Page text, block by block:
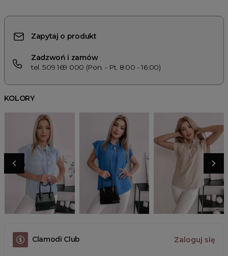
Zapytaj o produkt
Zadzwoń i zamów
tel. 509 169 000 (Pon. - Pt. 8:00 - 16:00)
KOLORY
Clamodi Club Zaloguj się